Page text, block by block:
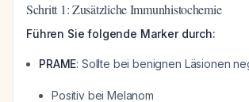
Schritt 1: Zusätzliche Immunhistochemie
Führen Sie folgende Marker durch:
PRAME: Sollte bei benignen Läsionen
Positiv bei Melanom